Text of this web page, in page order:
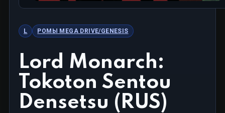
L РОМЫ MEGA DRIVE/GENESIS
Lord Monarch:
Tokoton Sentou
Densetsu (RUS)